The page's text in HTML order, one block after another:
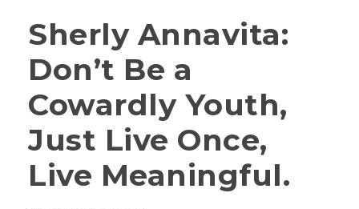
Sherly Annavita:
Don’t Be a
Cowardly Youth,
Just Live Once,
Live Meaningful.